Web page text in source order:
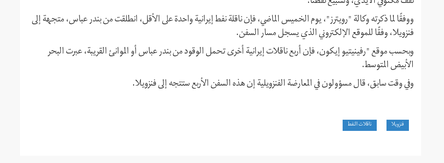
ووفقًا لما ذكرته وكالة "رويترز"، يوم الخميس الماضي، فإن ناقلة نفط إيرانية واحدة على الأقل، انطلقت من بندر عباس، متجهة إلى
فنزويلا، وفقًا للموقع الإلكتروني الذي يسجل مسار السفن.
وبحسب موقع "رفینیتیو إیكون، فإن أربع ناقلات إيرانية أخرى تحمل الوقود من بندر عباس أو الموانئ القريبة، عبرت البحر
الأبيض المتوسط.
وفي وقت سابق، قال مسؤولون في المعارضة الفنزويلية إن هذه السفن الأربع ستتجه إلى فنزويلا.
فنزويلا ناقلات النفط